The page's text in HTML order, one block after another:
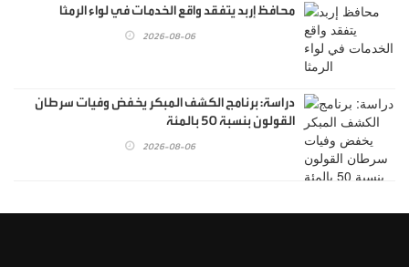
محافظ إربد يتفقد واقع الخدمات في لواء الرمثا
2026-08-06
دراسة: برنامج الكشف المبكر يخفض وفيات سرطان
القولون بنسبة 50 بالمئة
2026-08-06